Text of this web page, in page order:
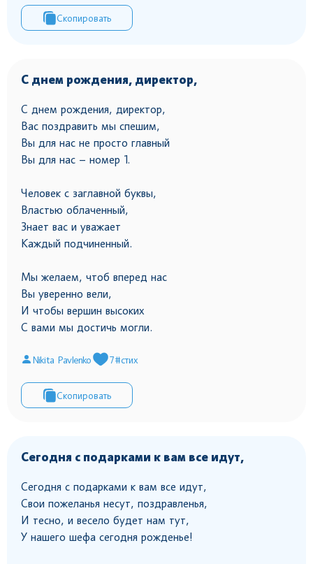
Скопировать
С днем рождения, директор,
С днем рождения, директор,
Вас поздравить мы спешим,
Вы для нас не просто главный
Вы для нас – номер 1.
Человек с заглавной буквы,
Властью облаченный,
Знает вас и уважает
Каждый подчиненный.
Мы желаем, чтоб вперед нас
Вы уверенно вели,
И чтобы вершин высоких
С вами мы достичь могли.
Nikita Pavlenko 7#стих
Скопировать
Сегодня с подарками к вам все идут,
Сегодня с подарками к вам все идут,
Свои пожеланья несут, поздравленья,
И тесно, и весело будет нам тут,
У нашего шефа сегодня рожденье!